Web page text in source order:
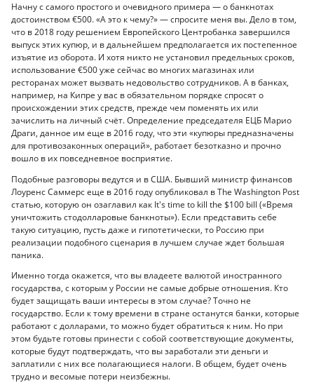
Начну с самого простого и очевидного примера — о банкнотах
достоинством €500. «А это к чему?» — спросите меня вы. Дело в том,
что в 2018 году решением Европейского Центробанка завершился
выпуск этих купюр, и в дальнейшем предполагается их постепенное
изъятие из оборота. И хотя никто не установил предельных сроков,
использование €500 уже сейчас во многих магазинах или
ресторанах может вызвать недовольство сотрудников. А в банках,
например, на Кипре у вас в обязательном порядке спросят о
происхождении этих средств, прежде чем поменять их или
зачислить на личный счёт. Определение председателя ЕЦБ Марио
Драги, данное им еще в 2016 году, что эти «купюры предназначены
для противозаконных операций», работает безотказно и прочно
вошло в их повседневное восприятие.
Подобные разговоры ведутся и в США. Бывший министр финансов
Лоуренс Саммерс еще в 2016 году опубликовал в The Washington Post
статью, которую он озаглавил как It's time to kill the $100 bill («Время
уничтожить стодолларовые банкноты»). Если представить себе
такую ситуацию, пусть даже и гипотетически, то Россию при
реализации подобного сценария в лучшем случае ждет большая
паника.
Именно тогда окажется, что вы владеете валютой иностранного
государства, с которым у России не самые добрые отношения. Кто
будет защищать ваши интересы в этом случае? Точно не
государство. Если к тому времени в стране останутся банки, которые
работают с долларами, то можно будет обратиться к ним. Но при
этом будьте готовы принести с собой соответствующие документы,
которые будут подтверждать, что вы заработали эти деньги и
заплатили с них все полагающиеся налоги. В общем, будет очень
трудно и весомые потери неизбежны.